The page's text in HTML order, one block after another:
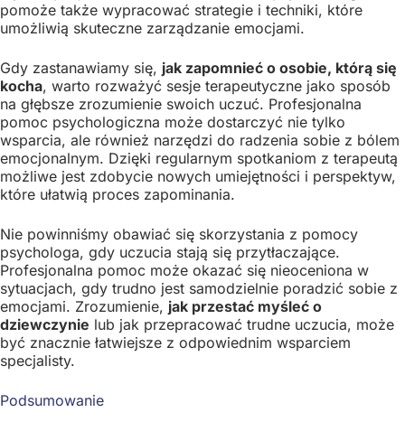
pomoże także wypracować strategie i techniki, które
umożliwią skuteczne zarządzanie emocjami.
Gdy zastanawiamy się, jak zapomnieć o osobie, którą się
kocha, warto rozważyć sesje terapeutyczne jako sposób
na głębsze zrozumienie swoich uczuć. Profesjonalna
pomoc psychologiczna może dostarczyć nie tylko
wsparcia, ale również narzędzi do radzenia sobie z bólem
emocjonalnym. Dzięki regularnym spotkaniom z terapeutą
możliwe jest zdobycie nowych umiejętności i perspektyw,
które ułatwią proces zapominania.
Nie powinniśmy obawiać się skorzystania z pomocy
psychologa, gdy uczucia stają się przytłaczające.
Profesjonalna pomoc może okazać się nieoceniona w
sytuacjach, gdy trudno jest samodzielnie poradzić sobie z
emocjami. Zrozumienie, jak przestać myśleć o
dziewczynie lub jak przepracować trudne uczucia, może
być znacznie łatwiejsze z odpowiednim wsparciem
specjalisty.
Podsumowanie